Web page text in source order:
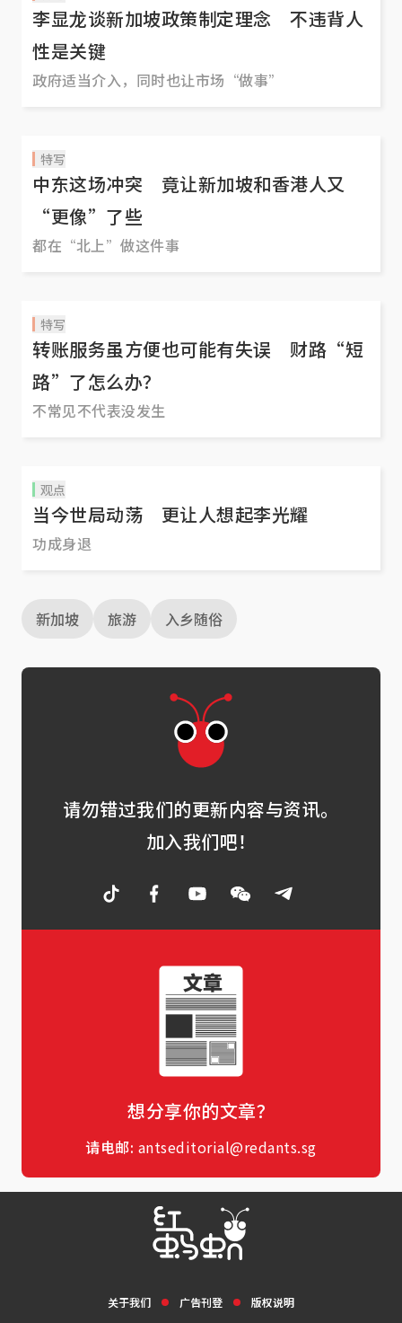
李显龙谈新加坡政策制定理念 不违背人
性是关键
政府适当介入，同时也让市场“做事”
特写
中东这场冲突 竟让新加坡和香港人又
“更像”了些
都在“北上”做这件事
特写
转账服务虽方便也可能有失误 财路“短
路”了怎么办？
不常见不代表没发生
观点
当今世局动荡 更让人想起李光耀
功成身退
新加坡 旅游 入乡随俗
请勿错过我们的更新内容与资讯。
加入我们吧！
想分享你的文章？
请电邮: antseditorial@redants.sg
关于我们 广告刊登 版权说明